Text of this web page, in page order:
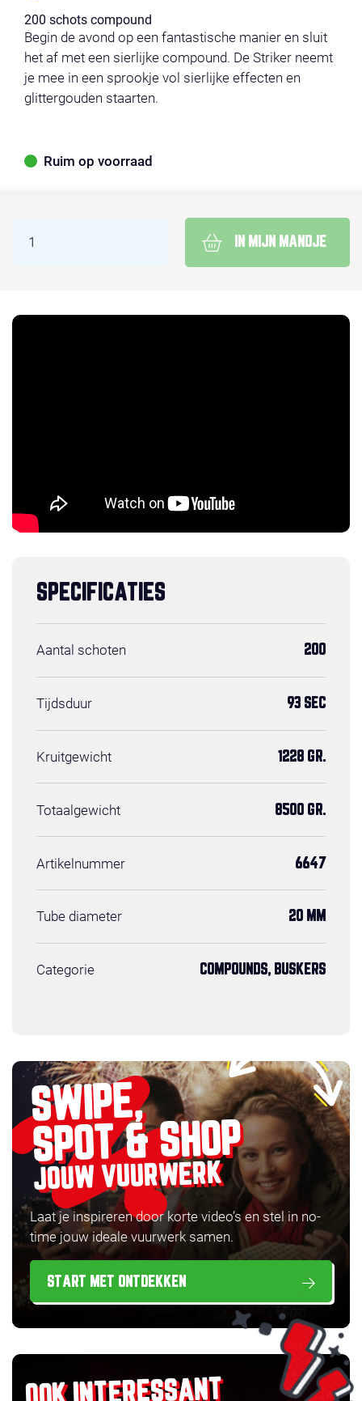
200 schots compound
Begin de avond op een fantastische manier en sluit
het af met een sierlijke compound. De Striker neemt
je mee in een sprookje vol sierlijke effecten en
glittergouden staarten.
Ruim op voorraad
IN MIJN MANDJE
SPECIFICATIES
Aantal schoten 200
Tijdsduur 93 SEC
Kruitgewicht 1228 GR.
Totaalgewicht 8500 GR.
Artikelnummer 6647
Tube diameter 20 MM
Categorie COMPOUNDS, BUSKERS
SWIPE,
SPOT & SHOP
JOUW VUURWERK
Laat je inspireren door korte video’s en stel in no-
time jouw ideale vuurwerk samen.
START MET ONTDEKKEN
OOK INTERESSANT